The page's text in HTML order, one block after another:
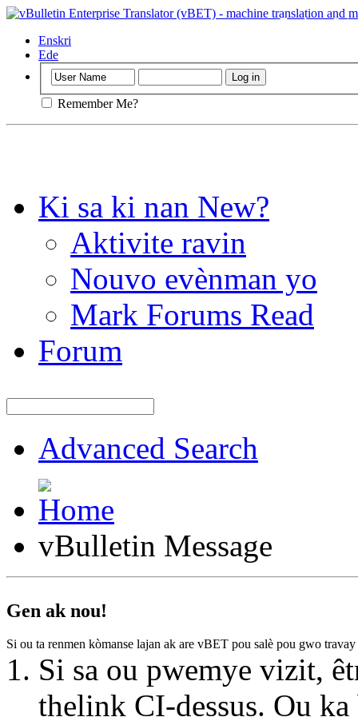
Enpòtan: Paj
Enskri
Ede
Remember Me?
Ki sa ki nan New?
Aktivite ravin
Nouvo evènman yo
Mark Forums Read
Forum
Advanced Search
vBulletin Message
Gen ak nou!
Si ou ta renmen kòmanse lajan ak are vBET pou salè pou gwo travay
Si sa ou pwemye vizit,
thelink CI-dessus. Ou